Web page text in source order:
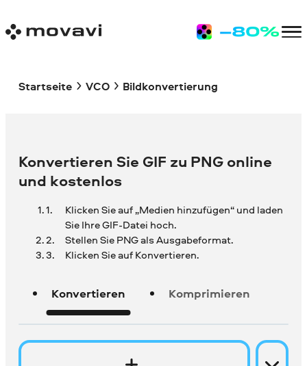
Startseite VCO Bildkonvertierung
Konvertieren Sie GIF zu PNG online
und kostenlos
Klicken Sie auf „Medien hinzufügen“ und laden
Sie IhreGIF-Datei hoch.
Stellen Sie PNG als Ausgabeformat.
Klicken Sie auf Konvertieren.
Konvertieren Komprimieren